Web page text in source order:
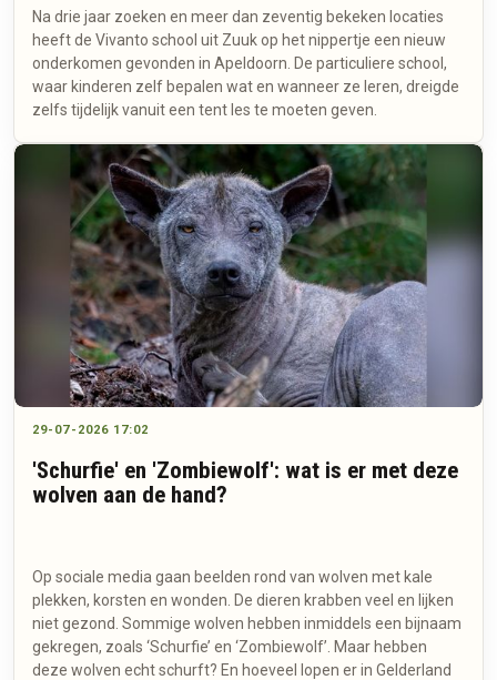
Na drie jaar zoeken en meer dan zeventig bekeken locaties
heeft de Vivanto school uit Zuuk op het nippertje een nieuw
onderkomen gevonden in Apeldoorn. De particuliere school,
waar kinderen zelf bepalen wat en wanneer ze leren, dreigde
zelfs tijdelijk vanuit een tent les te moeten geven.
29-07-2026 17:02
'Schurfie' en 'Zombiewolf': wat is er met deze
wolven aan de hand?
Op sociale media gaan beelden rond van wolven met kale
plekken, korsten en wonden. De dieren krabben veel en lijken
niet gezond. Sommige wolven hebben inmiddels een bijnaam
gekregen, zoals ‘Schurfie’ en ‘Zombiewolf’. Maar hebben
deze wolven echt schurft? En hoeveel lopen er in Gelderland